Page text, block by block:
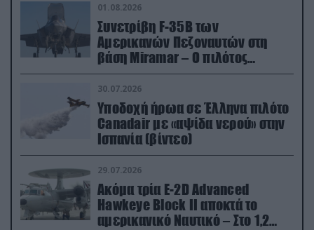
01.08.2026
Συνετρίβη F-35B των
Αμερικανών Πεζοναυτών στη
βάση Miramar – Ο πιλότος
εκτινάχθηκε εγκαίρως
30.07.2026
Υποδοχή ήρωα σε Έλληνα πιλότο
Canadair με «αψίδα νερού» στην
Ισπανία (βίντεο)
29.07.2026
Ακόμα τρία E-2D Advanced
Hawkeye Block II αποκτά το
αμερικανικό Ναυτικό – Στο 1,2